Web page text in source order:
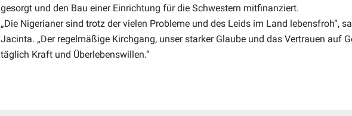
gesorgt und den Bau einer Einrichtung für die Schwestern mitfinanziert.
„Die Nigerianer sind trotz der vielen Probleme und des Leids im Land lebensfroh“,
Jacinta. „Der regelmäßige Kirchgang, unser starker Glaube und das Vertrauen auf
täglich Kraft und Überlebenswillen.“